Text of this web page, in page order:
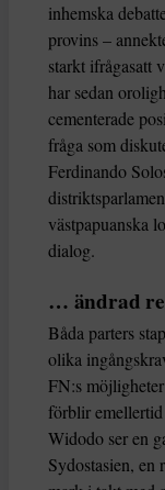
inhemska
provins –
starkt ifrågasatt
har sedan
cementerade
fråga som
Ferdinando
västpapuanska
dialog.
… ändrad
Båda parters
olika
FN:s
förblir
Widodo ser en
Sydostasien, en